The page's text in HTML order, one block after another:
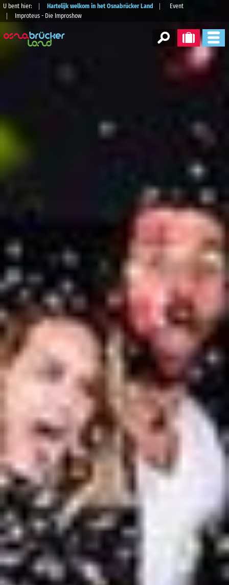
U bent hier: Hartelijk welkom in het Osnabrücker Land
Event
Improteus - Die Improshow